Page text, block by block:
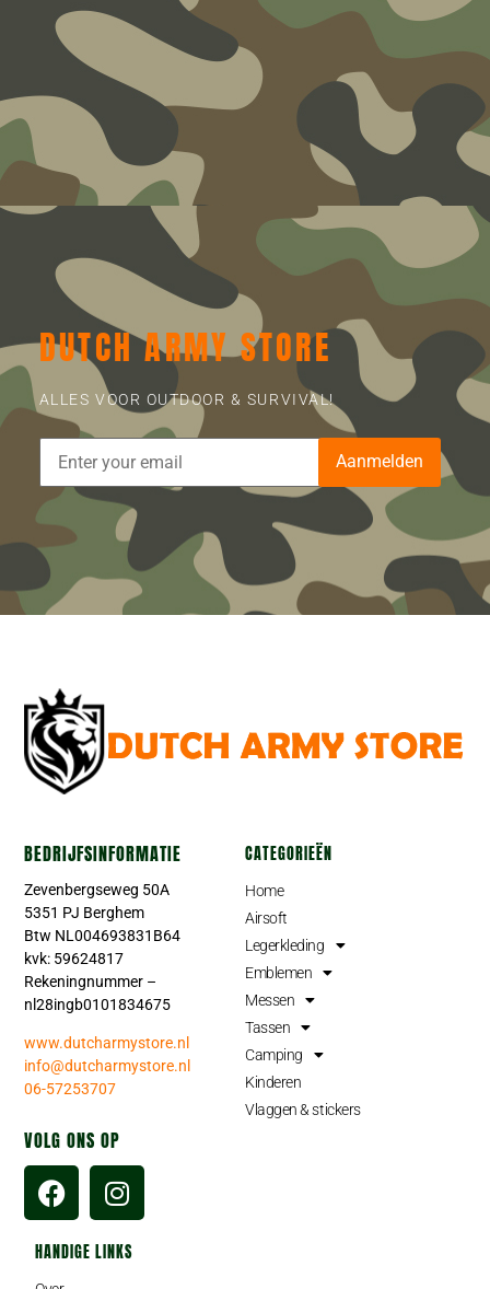
DUTCH ARMY STORE
ALLES VOOR OUTDOOR & SURVIVAL!
Aanmelden
BEDRIJFSINFORMATIE
Zevenbergseweg 50A
5351 PJ Berghem
Btw NL004693831B64
kvk: 59624817
Rekeningnummer –
nl28ingb0101834675
www.dutcharmystore.nl
info@dutcharmystore.nl
06-57253707
VOLG ONS OP
CATEGORIEËN
Home
Airsoft
Legerkleding
Emblemen
Messen
Tassen
Camping
Kinderen
Vlaggen & stickers
HANDIGE LINKS